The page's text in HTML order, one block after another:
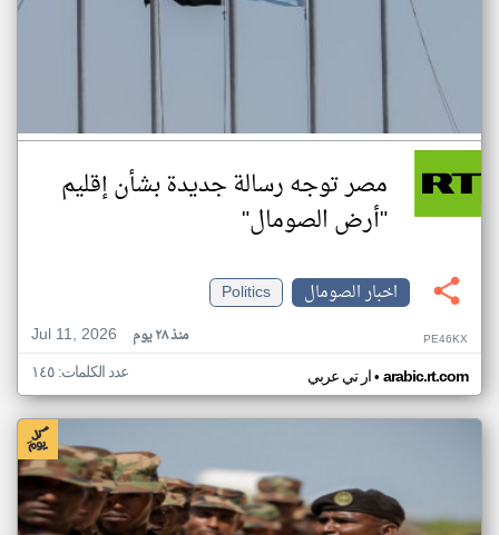
مصر توجه رسالة جديدة بشأن إقليم
"أرض الصومال"
اخبار الصومال
Politics
Jul 11, 2026
منذ ٢٨ يوم PE46KX
ار تي عربي• arabic.rt.com عدد الكلمات: ١٤٥